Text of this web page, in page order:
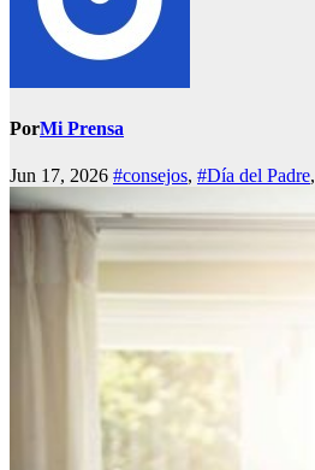
PorMi Prensa
Jun 17, 2026 #consejos, #Día del Padre,